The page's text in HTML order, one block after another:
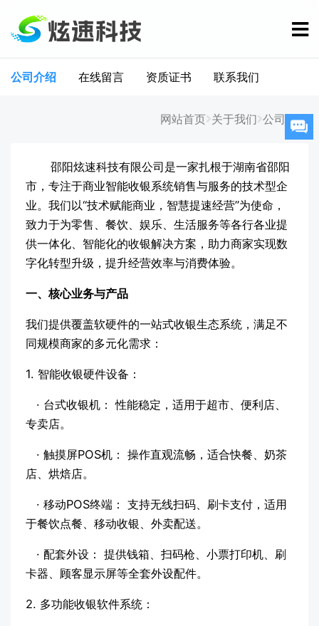
公司介绍 在线留言 资质证书 联系我们
网站首页 关于我们 公司介绍
邵阳炫速科技有限公司是一家扎根于湖南省邵阳
市，专注于商业智能收银系统销售与服务的技术型企
业。我们以“技术赋能商业，智慧提速经营”为使命，
致力于为零售、餐饮、娱乐、生活服务等各行各业提
供一体化、智能化的收银解决方案，助力商家实现数
字化转型升级，提升经营效率与消费体验。
一、核心业务与产品
我们提供覆盖软硬件的一站式收银生态系统，满足不
同规模商家的多元化需求：
1. 智能收银硬件设备：
· 台式收银机： 性能稳定，适用于超市、便利店、
专卖店。
· 触摸屏POS机： 操作直观流畅，适合快餐、奶茶
店、烘焙店。
· 移动POS终端： 支持无线扫码、刷卡支付，适用
于餐饮点餐、移动收银、外卖配送。
· 配套外设： 提供钱箱、扫码枪、小票打印机、刷
卡器、顾客显示屏等全套外设配件。
2. 多功能收银软件系统：